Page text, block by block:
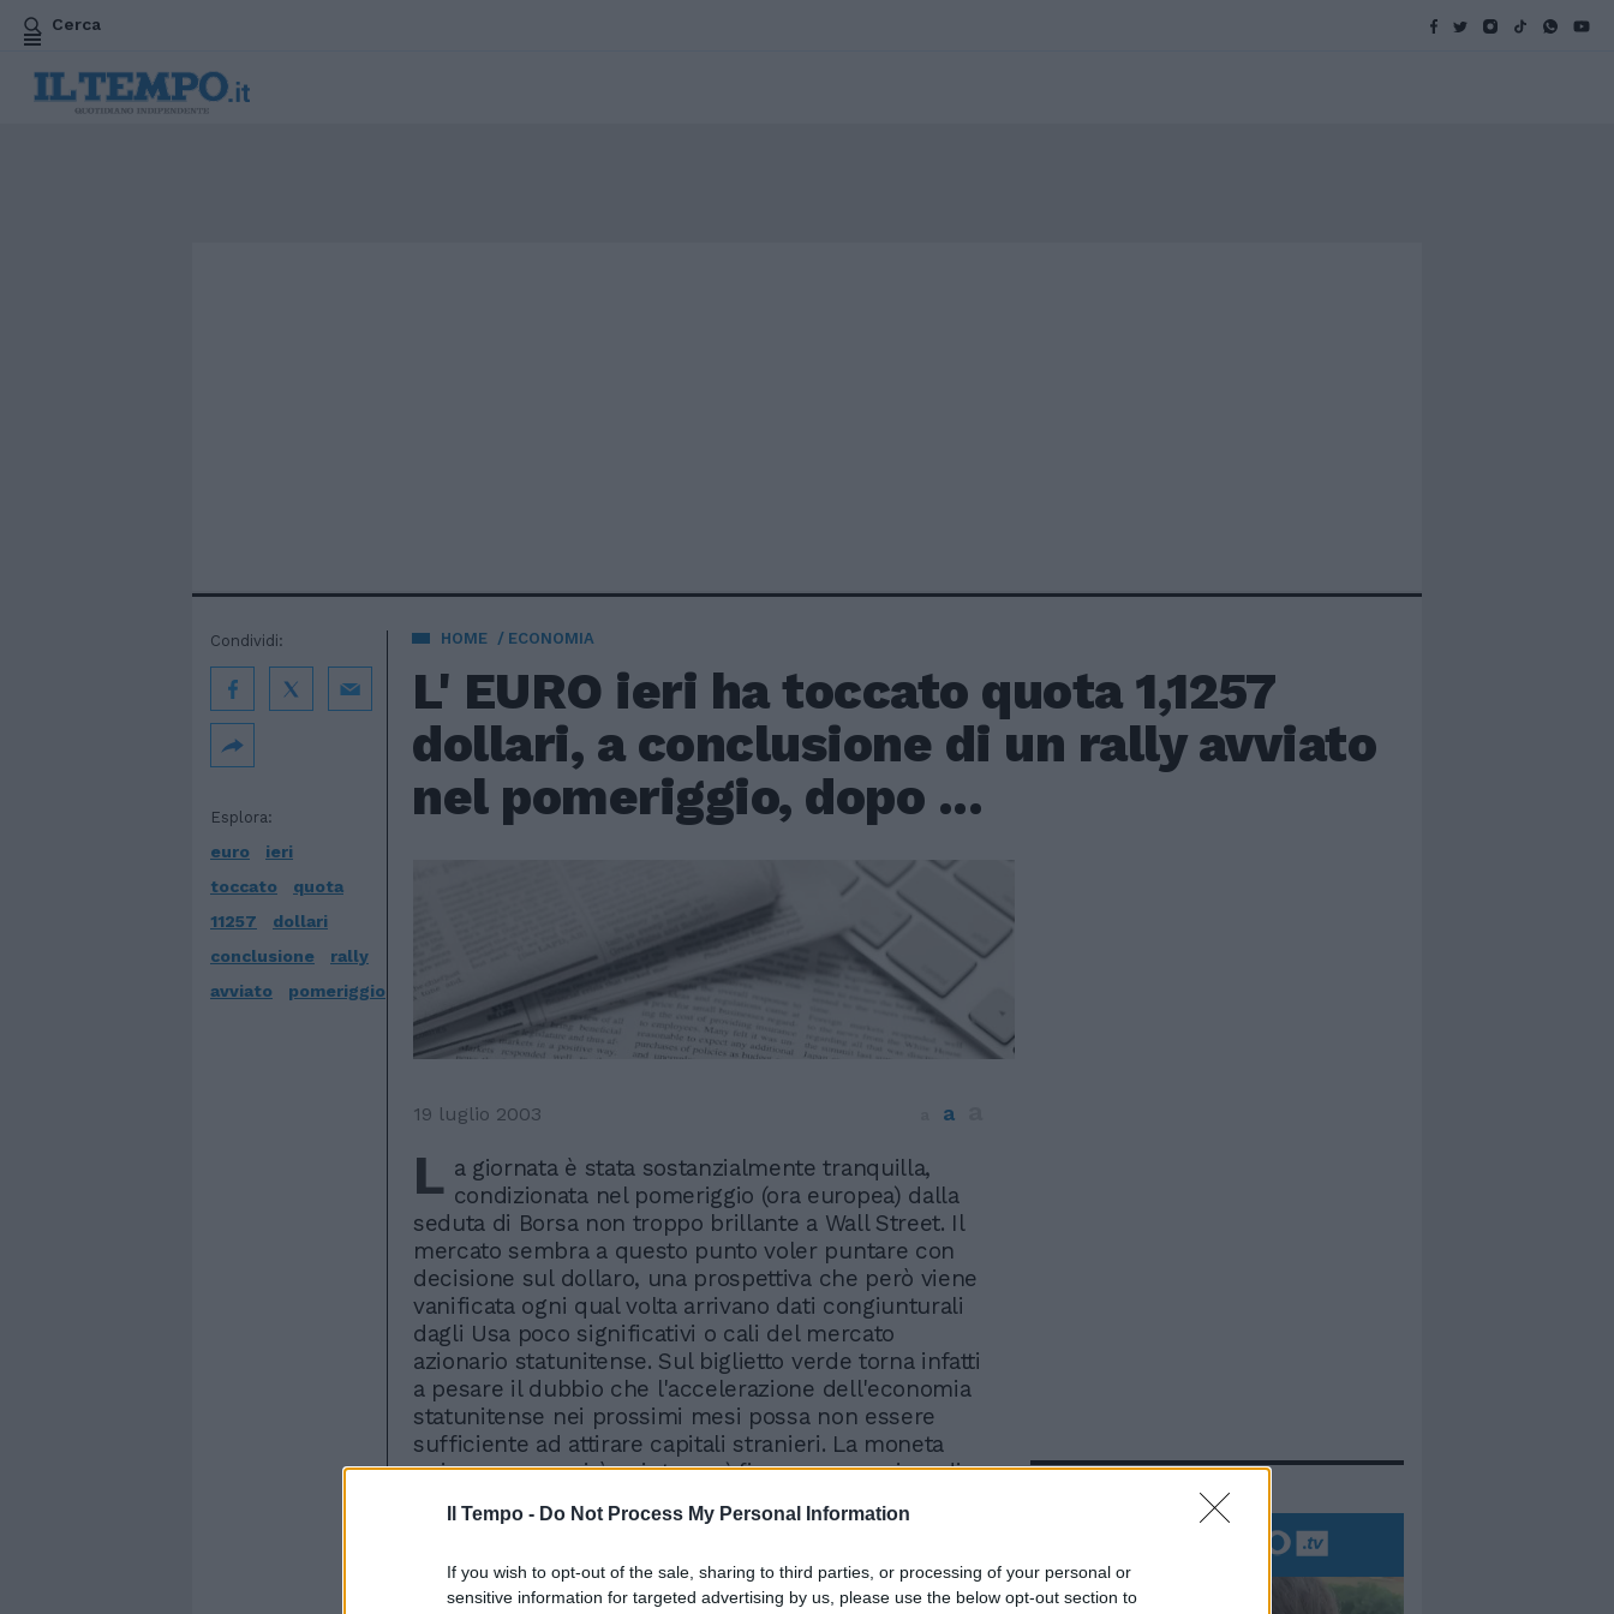
Il Tempo - Do Not Process My Personal Information
If you wish to opt-out of the sale, sharing to third parties, or processing of your personal or
sensitive information for targeted advertising by us, please use the below opt-out section to
Cerca
HOME ECONOMIA
L' EURO ieri ha toccato quota 1,1257
dollari, a conclusione di un rally avviato
nel pomeriggio, dopo ...
Esplora:
euro
ieri
toccato
quota
11257
dollari
conclusione
rally
avviato
pomeriggio
Condividi:
19 luglio 2003 a
L a giornata è stata sostanzialmente tranquilla,
condizionata nel pomeriggio (ora europea) dalla
seduta di Borsa non troppo brillante a Wall Street. Il
mercato sembra a questo punto voler puntare con
decisione sul dollaro, una prospettiva che però viene
vanificata ogni qual volta arrivano dati congiunturali
dagli Usa poco significativi o cali del mercato
azionario statunitense. Sul biglietto verde torna infatti
a pesare il dubbio che l'accelerazione dell'economia
statunitense nei prossimi mesi possa non essere
sufficiente ad attirare capitali stranieri. La moneta
unica europea si è spinta così fino a un massimo di
seduta di 1,1218 dollari da un minimo 1,1116, che
rappresenta il livello più basso dal 30 aprile scorso,
testimonianza del presidente della Fed Alan